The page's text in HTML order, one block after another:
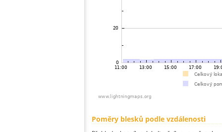
Poměry blesků podle vzdálenosti